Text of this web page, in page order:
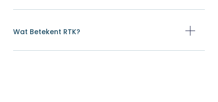
Wat Betekent RTK?